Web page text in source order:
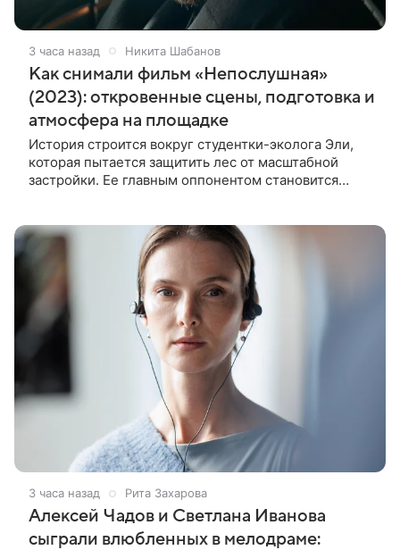
3 часа назад Никита Шабанов
Как снимали фильм «Непослушная»
(2023): откровенные сцены, подготовка и
атмосфера на площадке
История строится вокруг студентки-эколога Эли,
которая пытается защитить лес от масштабной
застройки. Ее главным оппонентом становится
3 часа назад Рита Захарова
Алексей Чадов и Светлана Иванова
сыграли влюбленных в мелодраме: